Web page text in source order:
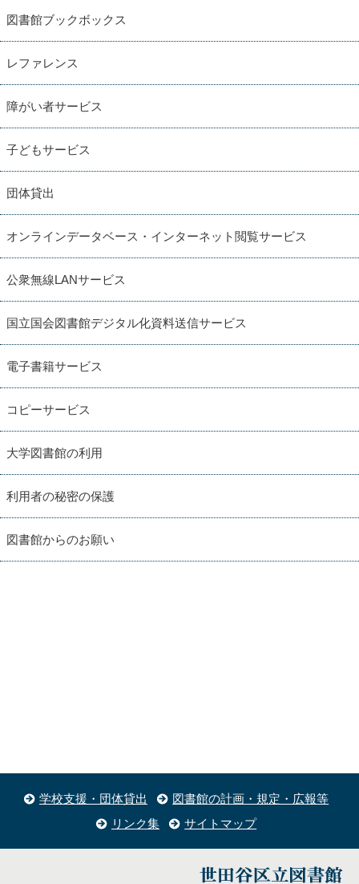
図書館ブックボックス
レファレンス
障がい者サービス
子どもサービス
団体貸出
オンラインデータベース・インターネット閲覧サービス
公衆無線LANサービス
国立国会図書館デジタル化資料送信サービス
電子書籍サービス
コピーサービス
大学図書館の利用
利用者の秘密の保護
図書館からのお願い
学校支援・団体貸出
図書館の計画・規定・広報等
リンク集
サイトマップ